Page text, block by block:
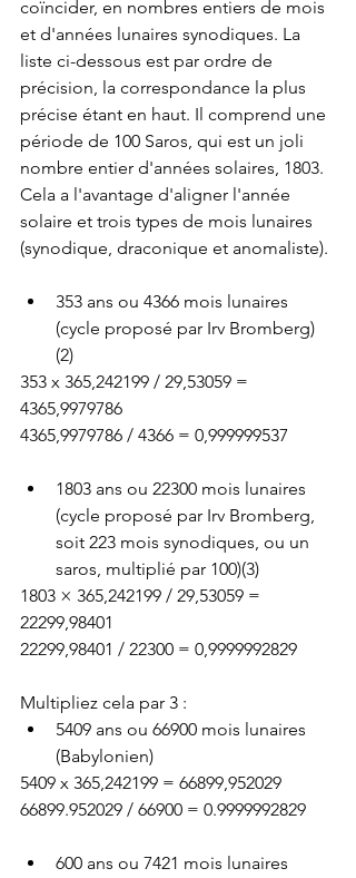
coïncider, en nombres entiers de mois
et d'années lunaires synodiques. La
liste ci-dessous est par ordre de
précision, la correspondance la plus
précise étant en haut. Il comprend une
période de 100 Saros, qui est un joli
nombre entier d'années solaires, 1803.
Cela a l'avantage d'aligner l'année
solaire et trois types de mois lunaires
(synodique, draconique et anomaliste).
353 ans ou 4366 mois lunaires
(cycle proposé par Irv Bromberg)
(2)
353 x 365,242199 / 29,53059 =
4365,9979786
4365,9979786 / 4366 = 0,999999537
1803 ans ou 22300 mois lunaires
(cycle proposé par Irv Bromberg,
soit 223 mois synodiques, ou un
saros, multiplié par 100)(3)
1803 × 365,242199 / 29,53059 =
22299,98401
22299,98401 / 22300 = 0,9999992829
Multipliez cela par 3 :
5409 ans ou 66900 mois lunaires
(Babylonien)
5409 x 365,242199 = 66899,952029
66899.952029 / 66900 = 0.9999992829
600 ans ou 7421 mois lunaires